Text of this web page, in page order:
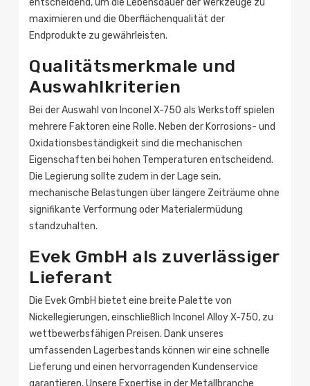
maximieren und die Oberflächenqualität der
Endprodukte zu gewährleisten.
Qualitätsmerkmale und
Auswahlkriterien
Bei der Auswahl von Inconel X-750 als Werkstoff spielen
mehrere Faktoren eine Rolle. Neben der Korrosions- und
Oxidationsbeständigkeit sind die mechanischen
Eigenschaften bei hohen Temperaturen entscheidend.
Die Legierung sollte zudem in der Lage sein,
mechanische Belastungen über längere Zeiträume ohne
signifikante Verformung oder Materialermüdung
standzuhalten.
Evek GmbH als zuverlässiger
Lieferant
Die Evek GmbH bietet eine breite Palette von
Nickellegierungen, einschließlich Inconel Alloy X-750, zu
wettbewerbsfähigen Preisen. Dank unseres
umfassenden Lagerbestands können wir eine schnelle
Lieferung und einen hervorragenden Kundenservice
garantieren. Unsere Expertise in der Metallbranche